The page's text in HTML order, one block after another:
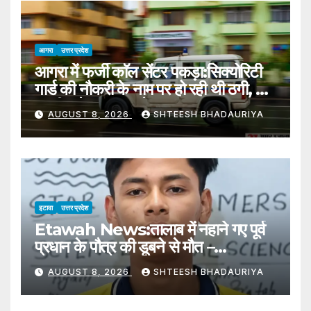
आगरा उत्तर प्रदेश
आगरा में फर्जी काॅल सेंटर पकड़ा:सिक्योरिटी
गार्ड की नाैकरी के नाम पर हो रही थी ठगी, दो
युवती समेत चार पकड़े – Police Bust
Fake Call Center In Agra
AUGUST 8, 2026 SHTEESH BHADAURIYA
इटावा उत्तर प्रदेश
Etawah News:तालाब में नहाने गए पूर्व
प्रधान के पौत्र की डूबने से मौत –
Grandson Of Former Village
Head Drowns While Bathing
In A Pond
AUGUST 8, 2026 SHTEESH BHADAURIYA